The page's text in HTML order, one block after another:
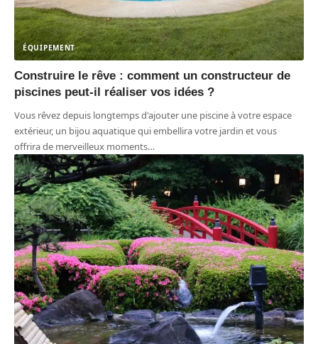
ÉQUIPEMENT
Construire le rêve : comment un constructeur de
piscines peut-il réaliser vos idées ?
Vous rêvez depuis longtemps d'ajouter une piscine à votre espace
extérieur, un bijou aquatique qui embellira votre jardin et vous
offrira de merveilleux moments…